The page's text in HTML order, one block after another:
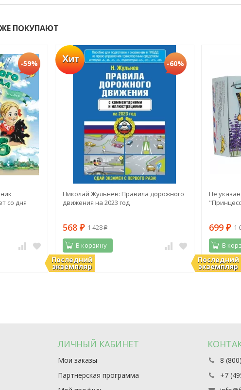
ПОКУПАЮТ
-59%
со дня
Хит
Последний
экземпляр
-60%
Николай Жульнев: Правила дорожного
движения на 2023 год
568 ₽ 1 428₽
В корзину
В наличии Последний
экземпляр
Не
699 ₽ 1
В
В наличии
ЛИЧНЫЙ КАБИНЕТ
Мои заказы
Партнерская программа
8
+7